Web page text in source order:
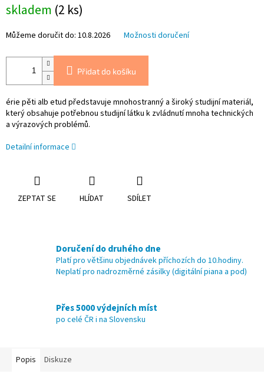
cena:
skladem (2 ks)
Můžeme doručit do: 10.8.2026 Možnosti doručení
Přidat do košíku
érie pěti alb etud představuje mnohostranný a široký studijní materiál,
který obsahuje potřebnou studijní látku k zvládnutí mnoha technických
a výrazových problémů.
Detailní informace
ZEPTAT SE HLÍDAT SDÍLET
Doručení do druhého dne
Platí pro většinu objednávek příchozích do 10.hodiny.
Neplatí pro nadrozměrné zásilky (digitální piana a pod)
Přes 5000 výdejních míst
po celé ČR i na Slovensku
Popis Diskuze